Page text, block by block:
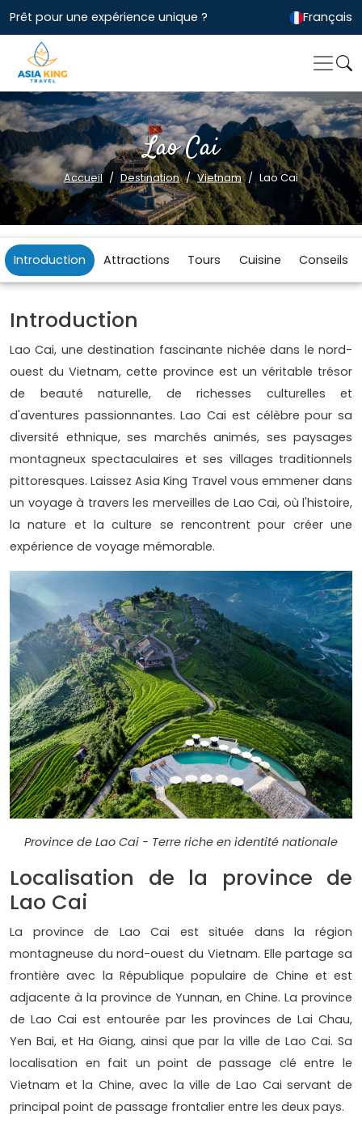
Prêt pour une expérience unique ? Français
Lao Cai
Accueil Destination Vietnam Lao Cai
Introduction Attractions Tours Cuisine Conseils
Introduction
Lao Cai, une destination fascinante nichée dans le nord-
ouest du Vietnam, cette province est un véritable trésor
de beauté naturelle, de richesses culturelles et
d'aventures passionnantes. Lao Cai est célèbre pour sa
diversité ethnique, ses marchés animés, ses paysages
montagneux spectaculaires et ses villages traditionnels
pittoresques. Laissez Asia King Travel vous emmener dans
un voyage à travers les merveilles de Lao Cai, où l'histoire,
la nature et la culture se rencontrent pour créer une
expérience de voyage mémorable.
Province de Lao Cai - Terre riche en identité nationale
Localisation de la province de
Lao Cai
La province de Lao Cai est située dans la région
montagneuse du nord-ouest du Vietnam. Elle partage sa
frontière avec la République populaire de Chine et est
adjacente à la province de Yunnan, en Chine. La province
de Lao Cai est entourée par les provinces de Lai Chau,
Yen Bai, et Ha Giang, ainsi que par la ville de Lao Cai. Sa
localisation en fait un point de passage clé entre le
Vietnam et la Chine, avec la ville de Lao Cai servant de
principal point de passage frontalier entre les deux pays.